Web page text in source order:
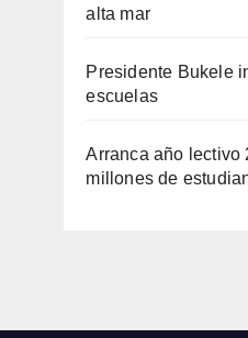
alta mar
Presidente Bukele
escuelas
Arranca año lectivo
millones de